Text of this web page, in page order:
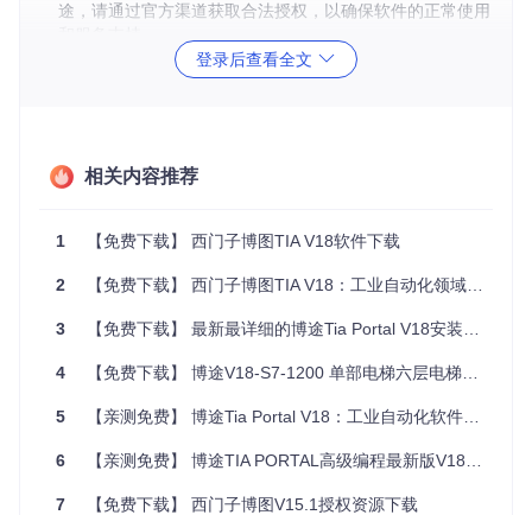
途，请通过官方渠道获取合法授权，以确保软件的正常使用
盘空间等。
明。
程中断可能导致的不完整安装问题。
学习资源 ：为了更有效地利用博途V18，推荐访问官方网
站或相关论坛，获取教程、文档和社区支持。
法律声明
分享本资源的行为不构成对西门子或其他版权方权益的侵
登录后查看全文
相关内容推荐
1 【免费下载】 西门子博图TIA V18软件下载
2 【免费下载】 西门子博图TIA V18：工业自动化领域的利器
3 【免费下载】 最新最详细的博途Tia Portal V18安装包下载 附图文教程
4 【免费下载】 博途V18-S7-1200 单部电梯六层电梯程序：高效、安全的电梯控制解决方案
5 【亲测免费】 博途Tia Portal V18：工业自动化软件的全新体验
6 【亲测免费】 博途TIA PORTAL高级编程最新版V18 预览资料
7 【免费下载】 西门子博图V15.1授权资源下载